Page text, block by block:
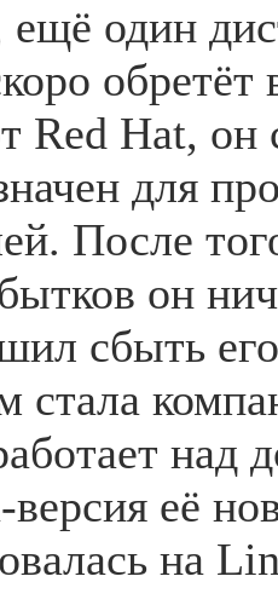
один
обретёт
Red Hat, он
для
После
он
сбыть
стала
над
её
на